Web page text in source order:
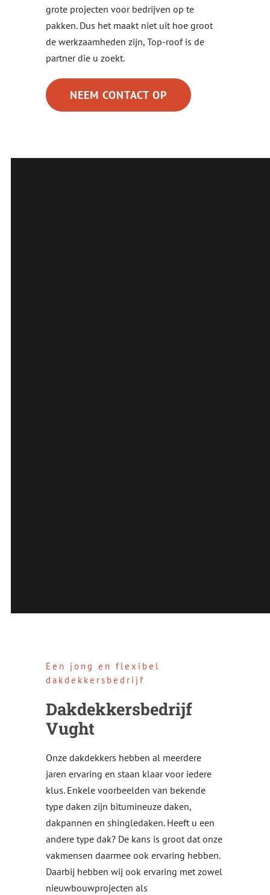
grote projecten voor bedrijven op te
pakken. Dus het maakt niet uit hoe groot
de werkzaamheden zijn, Top-roof is de
partner die u zoekt.
NEEM CONTACT OP
Een jong en flexibel
dakdekkersbedrijf
Dakdekkersbedrijf
Vught
Onze dakdekkers hebben al meerdere
jaren ervaring en staan klaar voor iedere
klus. Enkele voorbeelden van bekende
type daken zijn bitumineuze daken,
dakpannen en shingledaken. Heeft u een
andere type dak? De kans is groot dat onze
vakmensen daarmee ook ervaring hebben.
Daarbij hebben wij ook ervaring met zowel
nieuwbouwprojecten als